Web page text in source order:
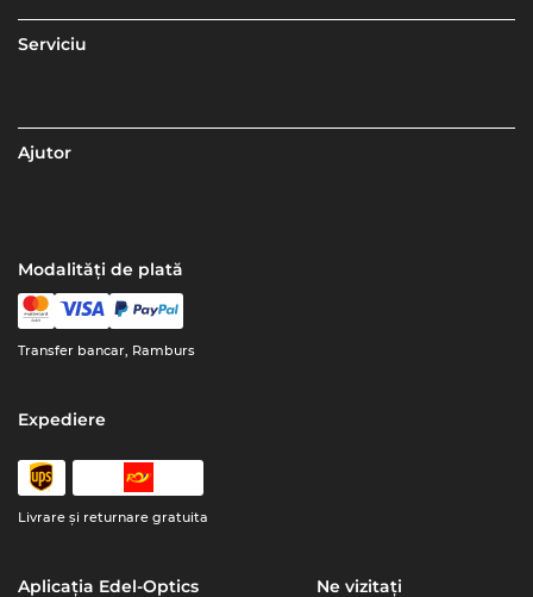
Serviciu
Ajutor
Modalități de plată
Transfer bancar, Ramburs
Expediere
Livrare şi returnare gratuita
Aplicația Edel-Optics Ne vizitați